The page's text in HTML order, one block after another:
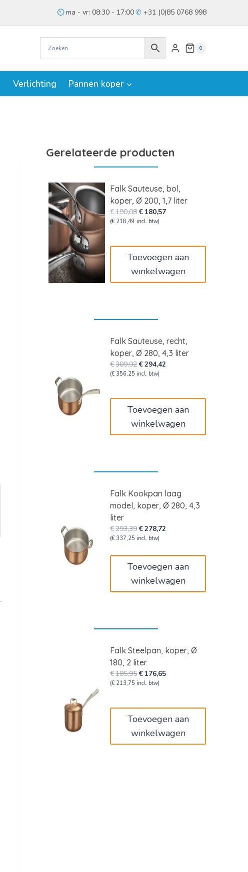
ma - vr: 08:30 - 17:00 +31 (0)85 0768 998
0
Verlichting Pannen koper
Gerelateerde producten
Falk Sauteuse, bol,
koper, Ø 200, 1,7 liter
€190,08Oorspronkelijke
prijs
€ 180,57Huidige
(€ 218,49 incl. btw)
Toevoegen aan
winkelwagen
Falk Sauteuse, recht,
koper, Ø 280, 4,3 liter
€309,92Oorspronkelijke
prijs
€294,42
(€ 356,25 incl. btw)
Toevoegen aan
winkelwagen
Falk Kookpan laag
model, koper, Ø 280, 4,3
liter
€293,39Oorspronkelijke
prijs
€278,72
(€ 337,25 incl. btw)
Toevoegen aan
winkelwagen
Falk Steelpan, koper, Ø
180, 2 liter
€185,95Oorspronkelijke
prijs
€ 176,65Huidige
(€ 213,75 incl. btw)
Toevoegen aan
winkelwagen